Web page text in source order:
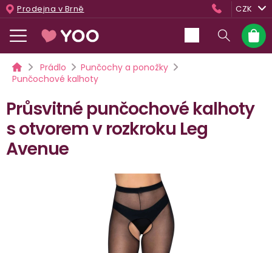
Přejít
na
obsah
Prodejna v Brně CZK
košík
DomůPrádlo
Punčochy a ponožky
Punčochové kalhoty
Průsvitné punčochové kalhoty
s otvorem v rozkroku Leg
Avenue